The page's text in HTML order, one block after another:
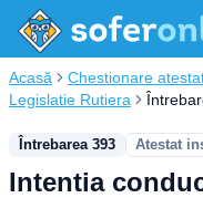
Acasă Chestionare
Legislatie Rutiera
Întrebarea 393 Atestat
Intentia